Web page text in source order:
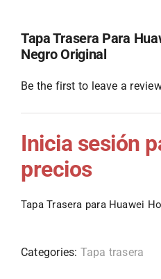
Tapa Trasera Para
Negro Original
Be the first to leave a
Inicia sesión
precios
Tapa Trasera para Huawei
Categories: Tapa trasera